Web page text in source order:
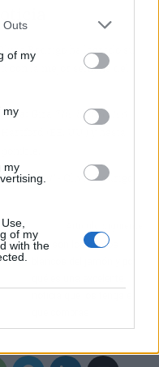
Outs
of my
my
my
of my
with the
Olivia Rodrigo ha logrado su
con la mejor semana del
The Unraveled
(EE. UU.) y hasta
'drop dead' - Olivia Rodrigo.
Qué son los puntos